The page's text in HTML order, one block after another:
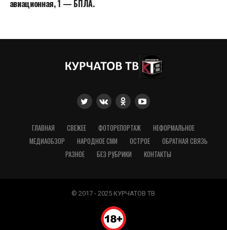
авиационная, 1 — БПЛА.
ГЛАВНАЯ СВЕЖЕЕ ФОТОРЕПОРТАЖ
НЕФОРМАЛЬНОЕ
МЕДИАОБЗОР
НАРОДНОЕ СМИ ОСТРОЕ
ОБРАТНАЯ СВЯЗЬ
РАЗНОЕ
БЕЗ РУБРИКИ КОНТАКТЫ
© 2017 - 2025 КУРЧАТОВ ТВ